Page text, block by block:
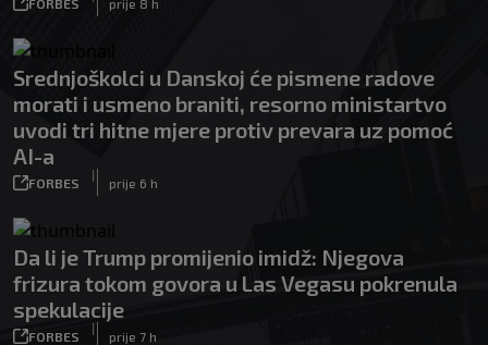
Srednjoškolci u Danskoj će pismene radove
morati i usmeno braniti, resorno ministartvo
uvodi tri hitne mjere protiv prevara uz pomoć
AI-a
FORBES
|
prije 6 h
Da li je Trump promijenio imidž: Njegova
frizura tokom govora u Las Vegasu pokrenula
spekulacije
FORBES
|
prije 7 h